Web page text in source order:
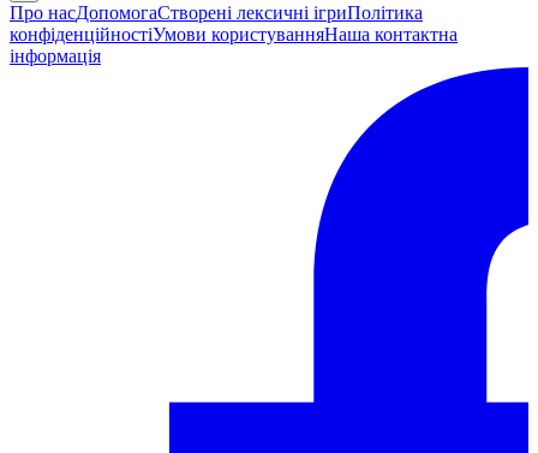
Про насДопомогаСтворені лексичні ігриПолітика
конфіденційностіУмови користуванняНаша контактна
інформація